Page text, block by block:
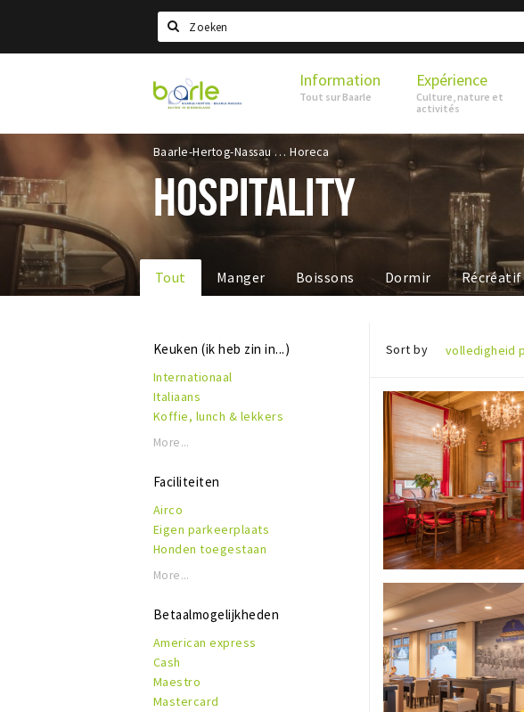
Search
Visit
Baarle
Information
Tout sur Baarle
Expérience
Culture, nature et
activités
Baarle-Hertog-Nassau Horeca
HOSPITALITY
Tout Manger Boissons Dormir Récréatif
Keuken (ik heb zin in...)
Internationaal
Italiaans
Koffie, lunch & lekkers
More...
Faciliteiten
Airco
Eigen parkeerplaats
Honden toegestaan
Rolstoeltoegankelijk
Kindvriendelijk
Reserveren mogelijk
Terras of binnentuin
WiFi
More...
Betaalmogelijkheden
American express
Cash
Maestro
Mastercard
Sort by volledigheid